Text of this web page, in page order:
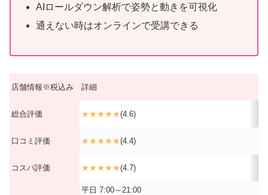
AIロールダウン解析で姿勢と動きを可視化
通えない時はオンラインで受講できる
店舗情報※税込み 詳細
総合評価 ★★★★★(4.6)
口コミ評価 ★★★★★(4.4)
コスパ評価 ★★★★★(4.7)
平日 7:00～21:00